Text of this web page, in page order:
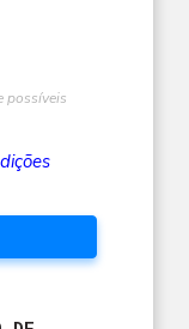
possíveis